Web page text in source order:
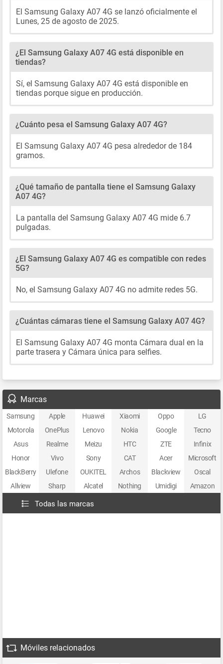
El Samsung Galaxy A07 4G se lanzó oficialmente el
Lunes, 25 de agosto de 2025.
¿El Samsung Galaxy A07 4G está disponible en
tiendas?
Sí, el Samsung Galaxy A07 4G está disponible en
tiendas porque sigue en producción.
¿Cuánto pesa el Samsung Galaxy A07 4G?
El Samsung Galaxy A07 4G pesa alrededor de 184
gramos.
¿Qué tamaño de pantalla tiene el Samsung Galaxy
A07 4G?
La pantalla del Samsung Galaxy A07 4G mide 6.7
pulgadas.
¿El Samsung Galaxy A07 4G es compatible con redes
5G?
No, el Samsung Galaxy A07 4G no admite redes 5G.
¿Cuántas cámaras tiene el Samsung Galaxy A07 4G?
El Samsung Galaxy A07 4G monta Cámara dual en la
parte trasera y Cámara única para selfies.
Marcas
Samsung Apple Huawei Xiaomi Oppo
LG
Motorola
OnePlus Lenovo Nokia Google
Tecno
Asus
Realme Meizu HTC ZTE
Infinix
Honor
Vivo Sony CAT Acer
Microsoft
BlackBerry
Ulefone OUKITEL Archos Blackview
Oscal
Allview
Sharp Alcatel Nothing Umidigi Amazon
Todas las marcas
Móviles relacionados